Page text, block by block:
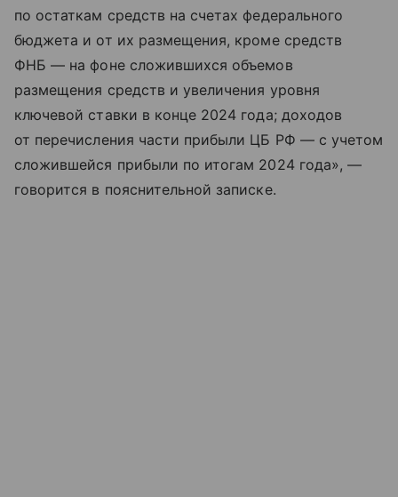
по остаткам средств на счетах федерального
бюджета и от их размещения, кроме средств
ФНБ — на фоне сложившихся объемов
размещения средств и увеличения уровня
ключевой ставки в конце 2024 года; доходов
от перечисления части прибыли ЦБ РФ — с учетом
сложившейся прибыли по итогам 2024 года», —
говорится в пояснительной записке.